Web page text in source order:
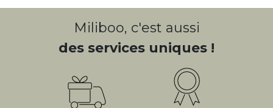
Miliboo, c'est aussi
des services uniques !